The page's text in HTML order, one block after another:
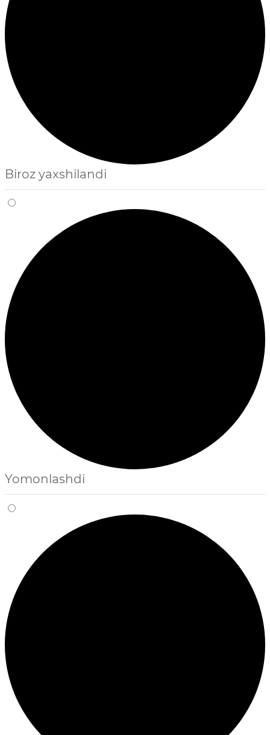
Biroz yaxshilandi
Yomonlashdi